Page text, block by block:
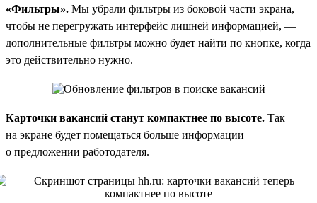
«Фильтры». Мы убрали фильтры из боковой части экрана,
чтобы не перегружать интерфейс лишней информацией, —
дополнительные фильтры можно будет найти по кнопке, когда
это действительно нужно.
Карточки вакансий станут компактнее по высоте. Так
на экране будет помещаться больше информации
о предложении работодателя.